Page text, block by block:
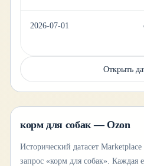
2026-07-01
Открыть
корм для собак — Ozon
Исторический датасет
запрос «корм для собак». Каждая